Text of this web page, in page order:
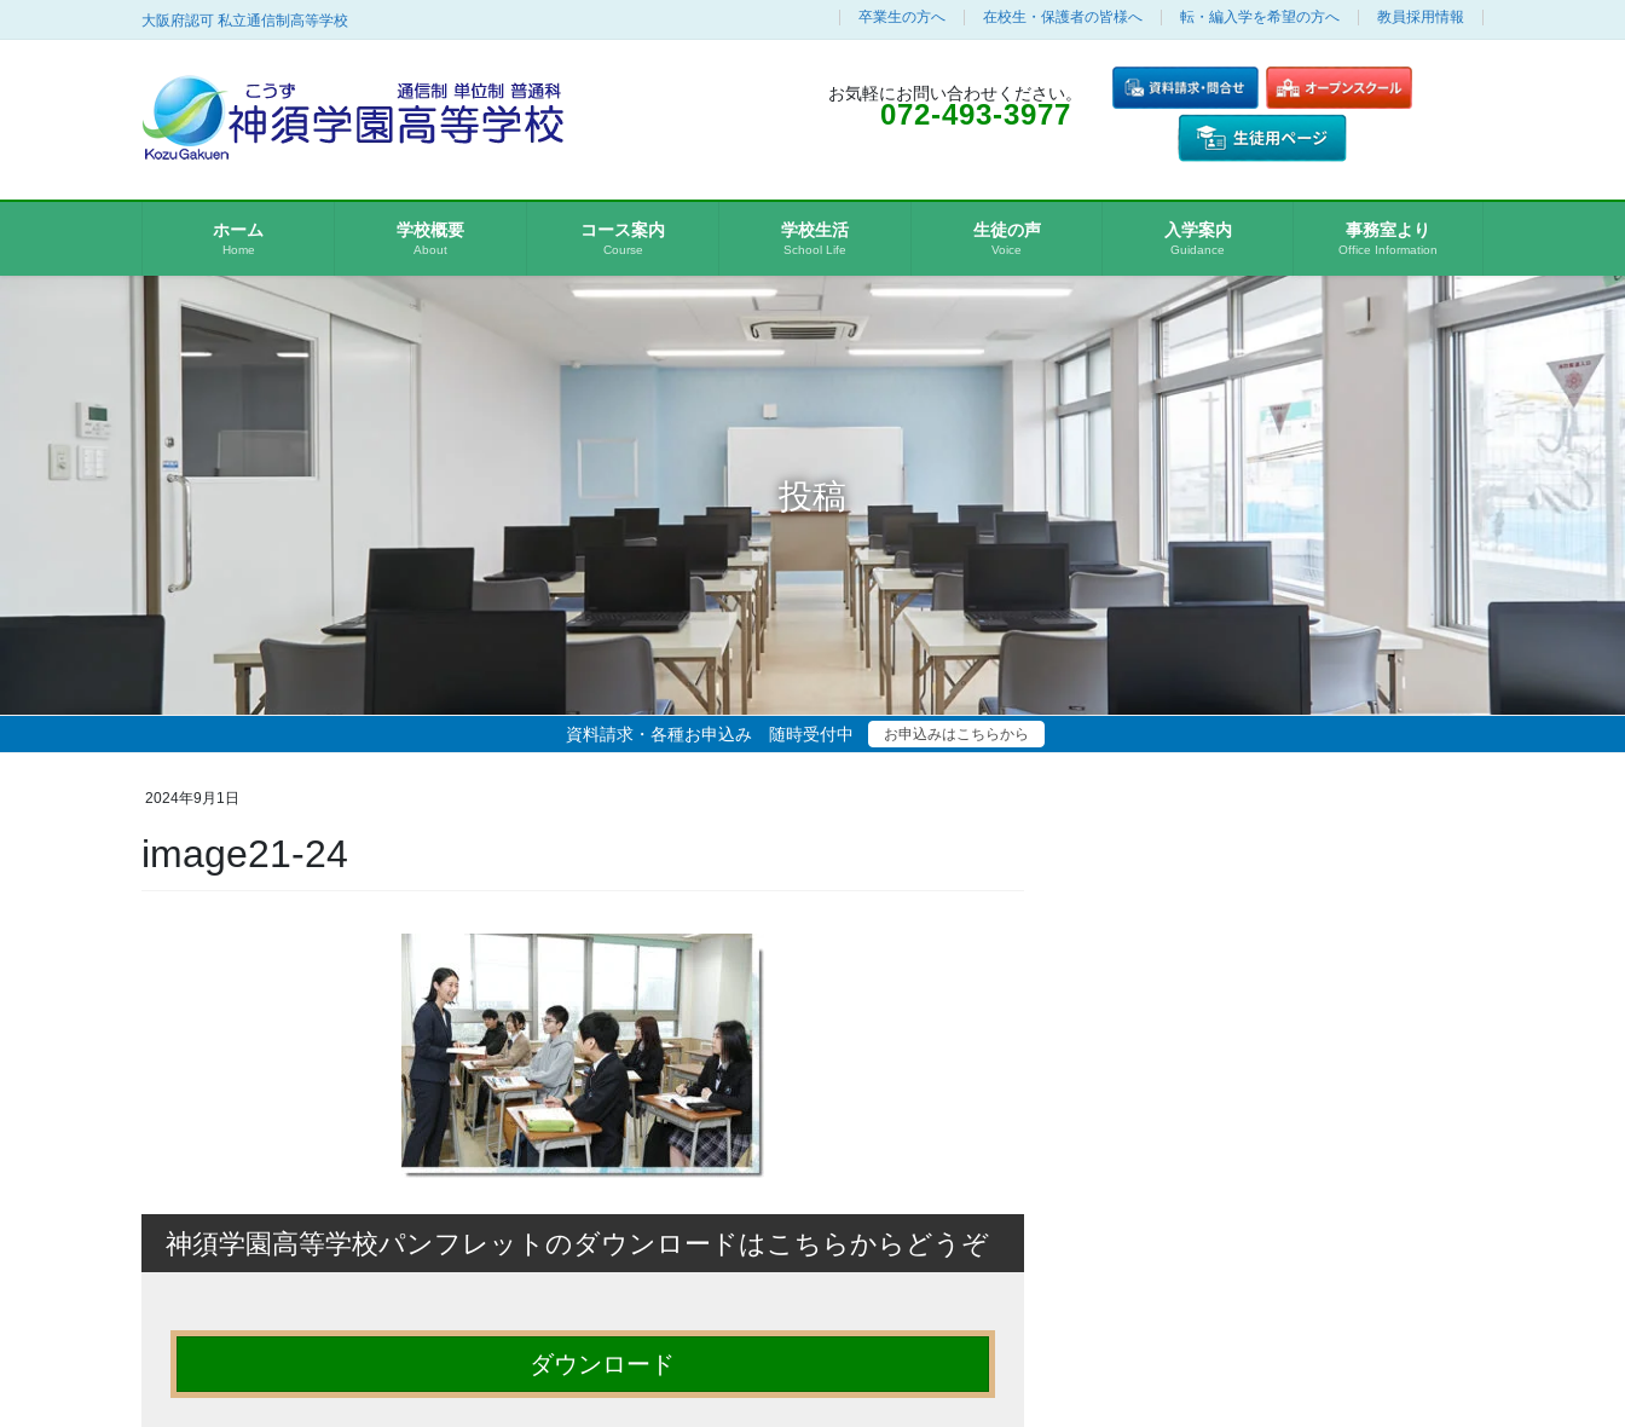
ン
ビ
動
大阪府認可 私立通信制高等学校 卒業生の方へ 在校生・保護者の皆様へ 転・編入学を希望の方へ 教員採用情報
お気軽にお問い合わせください。
072-493-3977
ホーム
Home
学校概要
About
コース案内
Course
学校生活
School Life
生徒の声
Voice
入学案内
Guidance
事務室より
Office Information
投稿
資料請求・各種お申込み 随時受付中 お申込みはこちらから
2024年9月1日
image21-24
神須学園高等学校パンフレットのダウンロードはこちらからどうぞ
ダウンロード